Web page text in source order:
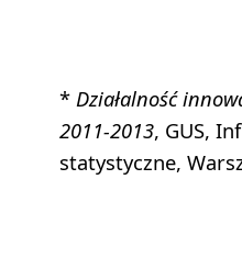
* Działalność
2011-2013, GUS,
statystyczne,